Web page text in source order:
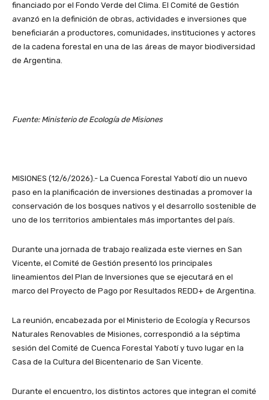
financiado por el Fondo Verde del Clima. El Comité de Gestión
avanzó en la definición de obras, actividades e inversiones que
beneficiarán a productores, comunidades, instituciones y actores
de la cadena forestal en una de las áreas de mayor biodiversidad
de Argentina.
Fuente: Ministerio de Ecología de Misiones
MISIONES (12/6/2026).- La Cuenca Forestal Yabotí dio un nuevo
paso en la planificación de inversiones destinadas a promover la
conservación de los bosques nativos y el desarrollo sostenible de
uno de los territorios ambientales más importantes del país.
Durante una jornada de trabajo realizada este viernes en San
Vicente, el Comité de Gestión presentó los principales
lineamientos del Plan de Inversiones que se ejecutará en el
marco del Proyecto de Pago por Resultados REDD+ de Argentina.
La reunión, encabezada por el Ministerio de Ecología y Recursos
Naturales Renovables de Misiones, correspondió a la séptima
sesión del Comité de Cuenca Forestal Yabotí y tuvo lugar en la
Casa de la Cultura del Bicentenario de San Vicente.
Durante el encuentro, los distintos actores que integran el comité